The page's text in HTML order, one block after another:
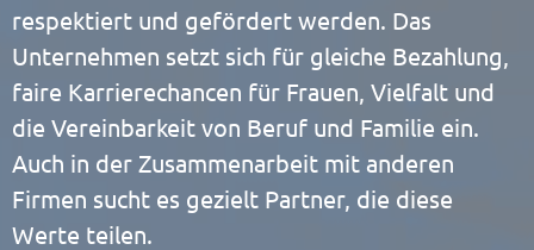
respektiert und gefördert werden. Das
Unternehmen setzt sich für gleiche Bezahlung,
faire Karrierechancen für Frauen, Vielfalt und
die Vereinbarkeit von Beruf und Familie ein.
Auch in der Zusammenarbeit mit anderen
Firmen sucht es gezielt Partner, die diese
Werte teilen.